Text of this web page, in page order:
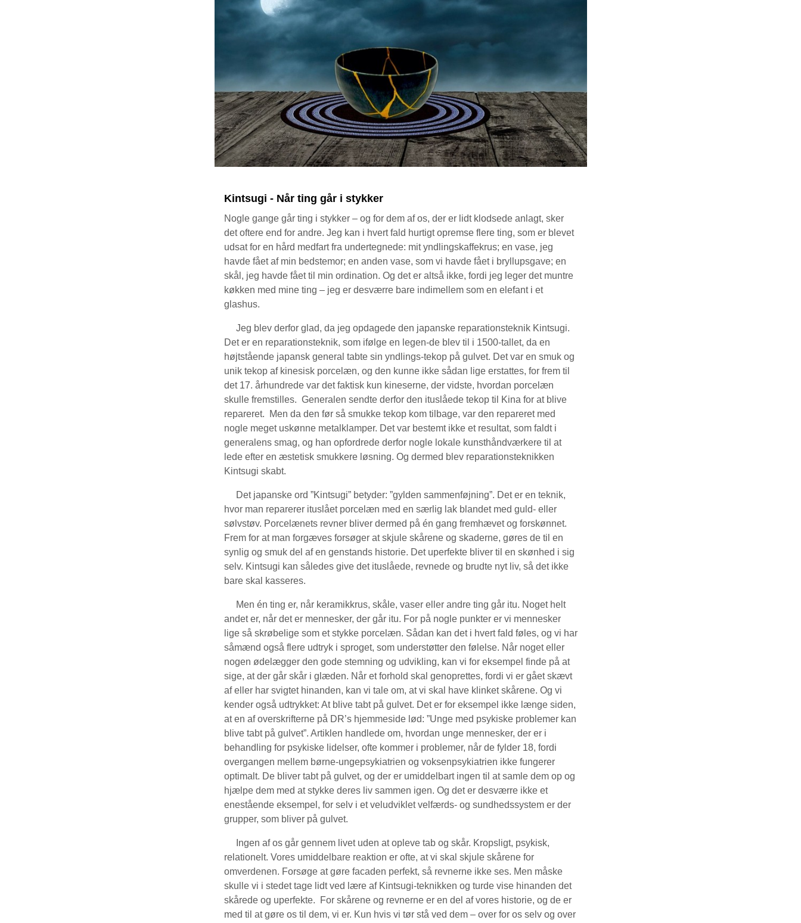
Kintsugi - Når ting går i stykker
Nogle gange går ting i stykker – og for dem af os, der er lidt klodsede anlagt, sker
det oftere end for andre. Jeg kan i hvert fald hurtigt opremse flere ting, som er blevet
udsat for en hård medfart fra undertegnede: mit yndlingskaffekrus; en vase, jeg
havde fået af min bedstemor; en anden vase, som vi havde fået i bryllupsgave; en
skål, jeg havde fået til min ordination. Og det er altså ikke, fordi jeg leger det muntre
køkken med mine ting – jeg er desværre bare indimellem som en elefant i et
glashus.
Jeg blev derfor glad, da jeg opdagede den japanske reparationsteknik Kintsugi.
Det er en reparationsteknik, som ifølge en legen-de blev til i 1500-tallet, da en
højtstående japansk general tabte sin yndlings-tekop på gulvet. Det var en smuk og
unik tekop af kinesisk porcelæn, og den kunne ikke sådan lige erstattes, for frem til
det 17. århundrede var det faktisk kun kineserne, der vidste, hvordan porcelæn
skulle fremstilles. Generalen sendte derfor den ituslåede tekop til Kina for at blive
repareret. Men da den før så smukke tekop kom tilbage, var den repareret med
nogle meget uskønne metalklamper. Det var bestemt ikke et resultat, som faldt i
generalens smag, og han opfordrede derfor nogle lokale kunsthåndværkere til at
lede efter en æstetisk smukkere løsning. Og dermed blev reparationsteknikken
Kintsugi skabt.
Det japanske ord ”Kintsugi” betyder: ”gylden sammenføjning”. Det er en teknik,
hvor man reparerer ituslået porcelæn med en særlig lak blandet med guld- eller
sølvstøv. Porcelænets revner bliver dermed på én gang fremhævet og forskønnet.
Frem for at man forgæves forsøger at skjule skårene og skaderne, gøres de til en
synlig og smuk del af en genstands historie. Det uperfekte bliver til en skønhed i sig
selv. Kintsugi kan således give det ituslåede, revnede og brudte nyt liv, så det ikke
bare skal kasseres.
Men én ting er, når keramikkrus, skåle, vaser eller andre ting går itu. Noget helt
andet er, når det er mennesker, der går itu. For på nogle punkter er vi mennesker
lige så skrøbelige som et stykke porcelæn. Sådan kan det i hvert fald føles, og vi har
såmænd også flere udtryk i sproget, som understøtter den følelse. Når noget eller
nogen ødelægger den gode stemning og udvikling, kan vi for eksempel finde på at
sige, at der går skår i glæden. Når et forhold skal genoprettes, fordi vi er gået skævt
af eller har svigtet hinanden, kan vi tale om, at vi skal have klinket skårene. Og vi
kender også udtrykket: At blive tabt på gulvet. Det er for eksempel ikke længe siden,
at en af overskrifterne på DR’s hjemmeside lød: ”Unge med psykiske problemer kan
blive tabt på gulvet”. Artiklen handlede om, hvordan unge mennesker, der er i
behandling for psykiske lidelser, ofte kommer i problemer, når de fylder 18, fordi
overgangen mellem børne-ungepsykiatrien og voksenpsykiatrien ikke fungerer
optimalt. De bliver tabt på gulvet, og der er umiddelbart ingen til at samle dem op og
hjælpe dem med at stykke deres liv sammen igen. Og det er desværre ikke et
enestående eksempel, for selv i et veludviklet velfærds- og sundhedssystem er der
grupper, som bliver på gulvet.
Ingen af os går gennem livet uden at opleve tab og skår. Kropsligt, psykisk,
relationelt. Vores umiddelbare reaktion er ofte, at vi skal skjule skårene for
omverdenen. Forsøge at gøre facaden perfekt, så revnerne ikke ses. Men måske
skulle vi i stedet tage lidt ved lære af Kintsugi-teknikken og turde vise hinanden det
skårede og uperfekte. For skårene og revnerne er en del af vores historie, og de er
med til at gøre os til dem, vi er. Kun hvis vi tør stå ved dem – over for os selv og over